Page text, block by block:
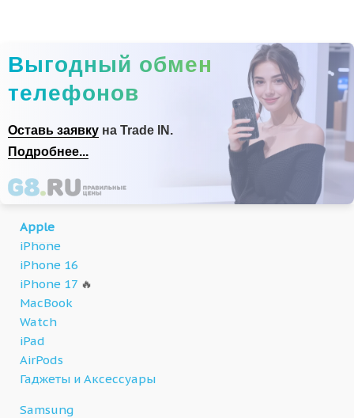
Выгодный обмен
телефонов
Оставь заявку на Trade IN.
Подробнее...
Apple
iPhone
iPhone 16
iPhone 17 🔥
MacBook
Watch
iPad
AirPods
Гаджеты и Аксессуары
Samsung